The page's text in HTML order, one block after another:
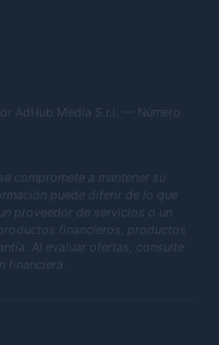
AdHub Media S.r.l. — Número
compromete a mantener su
puede diferir de lo que
proveedor de servicios o un
financieros, productos
Al evaluar ofertas, consulte
financiera.